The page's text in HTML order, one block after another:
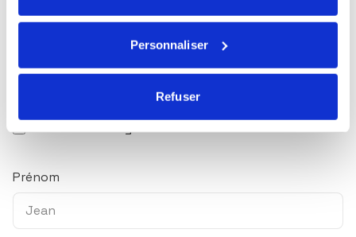
Personnaliser
Refuser
Newsletter trimestrielle
Essentiel ! Le magazine ISR & solidaire
Prénom